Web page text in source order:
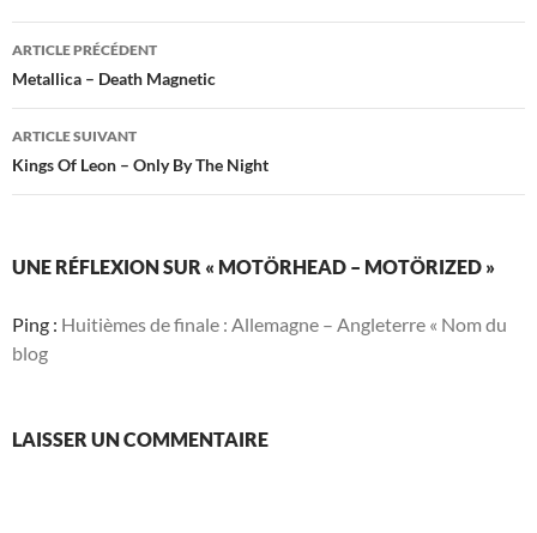
Navigation
des
articles
ARTICLE PRÉCÉDENT
Metallica – Death Magnetic
ARTICLE SUIVANT
Kings Of Leon – Only By The Night
UNE RÉFLEXION SUR « MOTÖRHEAD – MOTÖRIZED »
Ping : Huitièmes de finale : Allemagne – Angleterre « Nom du
blog
LAISSER UN COMMENTAIRE